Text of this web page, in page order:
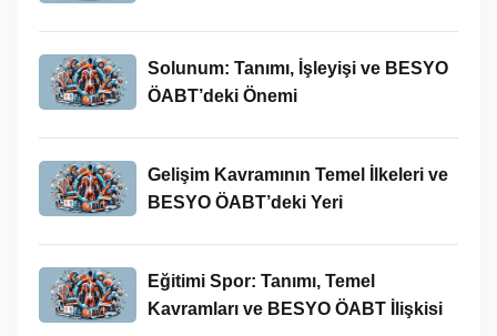
Solunum: Tanımı, İşleyişi ve BESYO
ÖABT’deki Önemi
Gelişim Kavramının Temel İlkeleri ve
BESYO ÖABT’deki Yeri
Eğitimi Spor: Tanımı, Temel
Kavramları ve BESYO ÖABT İlişkisi